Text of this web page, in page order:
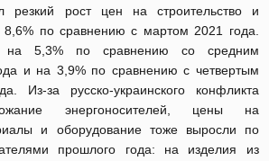
резкий рост цен на строительство и
по сравнению с мартом 2021 года.
на 5,3% по сравнению со средним
и на 3,9% по сравнению с четвертым
Из-за русско-украинского конфликта
энергоносителей, цены на
и оборудование тоже выросли по
прошлого года: на изделия из